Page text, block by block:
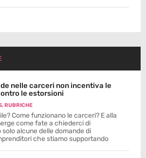
nelle carceri non incentiva le
le estorsioni
,RUBRICHE
Come funzionano le carceri? E alla
come fate a chiederci di
alcune delle domande di
che stiamo supportando